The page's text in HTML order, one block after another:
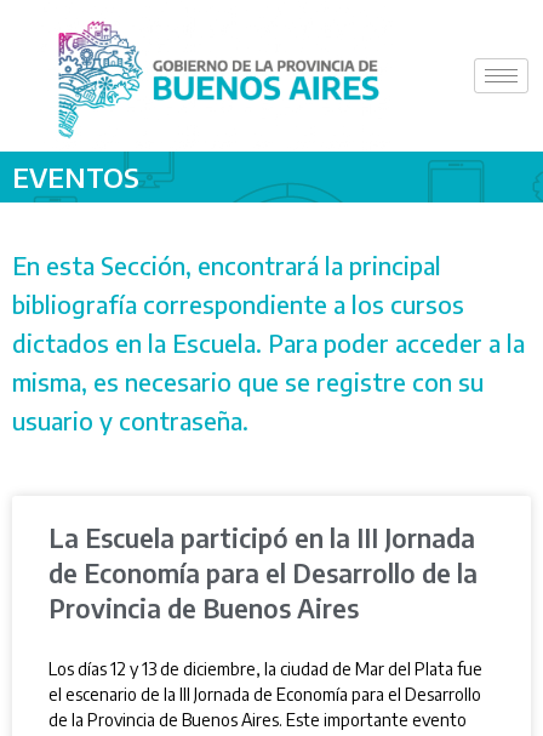
Saltar
contenido
EVENTOS
En esta Sección, encontrará la principal
bibliografía correspondiente a los cursos
dictados en la Escuela. Para poder acceder a la
misma, es necesario que se registre con su
usuario y contraseña.
La Escuela participó en la III Jornada
de Economía para el Desarrollo de la
Provincia de Buenos Aires
Los días 12 y 13 de diciembre, la ciudad de Mar del Plata fue
el escenario de la III Jornada de Economía para el Desarrollo
de la Provincia de Buenos Aires. Este importante evento